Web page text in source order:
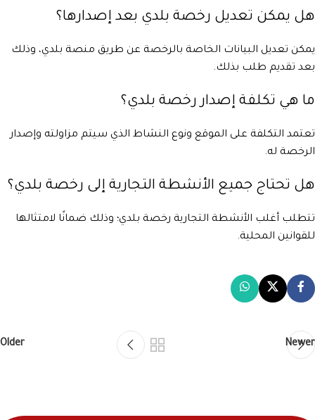
هل يمكن تعديل رخصة بلدي بعد إصدارها؟
يمكن تعديل البيانات الخاصة بالرخصة عن طريق منصة بلدي، وذلك
بعد تقديم طلب بذلك.
ما هي تكلفة إصدار رخصة بلدي؟
تعتمد التكلفة على الموقع ونوع النشاط الذي سيتم مزاولته وإصدار
الرخصة له.
هل تحتاج جميع الأنشطة التجارية إلى رخصة بلدي؟
تتطلب أغلب الأنشطة التجارية رخصة بلدي؛ وذلك ضمانًا لامتثالها
للقوانين المحلية.
Newer
Older